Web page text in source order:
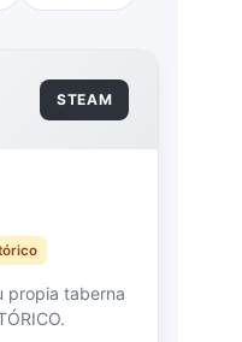
STEAM
propia taberna